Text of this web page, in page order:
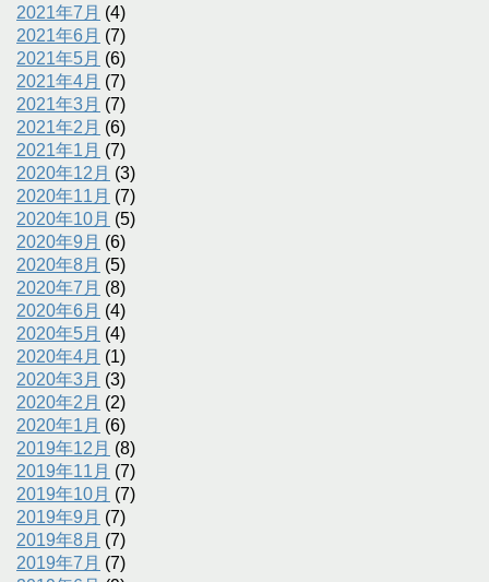
2021年7月 (4)
2021年6月 (7)
2021年5月 (6)
2021年4月 (7)
2021年3月 (7)
2021年2月 (6)
2021年1月 (7)
2020年12月 (3)
2020年11月 (7)
2020年10月 (5)
2020年9月 (6)
2020年8月 (5)
2020年7月 (8)
2020年6月 (4)
2020年5月 (4)
2020年4月 (1)
2020年3月 (3)
2020年2月 (2)
2020年1月 (6)
2019年12月 (8)
2019年11月 (7)
2019年10月 (7)
2019年9月 (7)
2019年8月 (7)
2019年7月 (7)